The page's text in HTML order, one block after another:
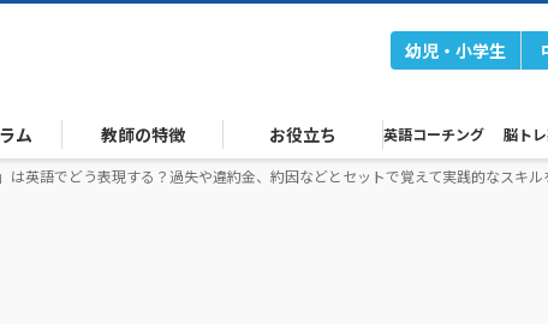
幼児・小学生
ム 教師の特徴 お役立ち 英語コーチング 脳ト
は英語でどう表現する？過失や違約金、約因などとセットで覚えて実践的なスキル